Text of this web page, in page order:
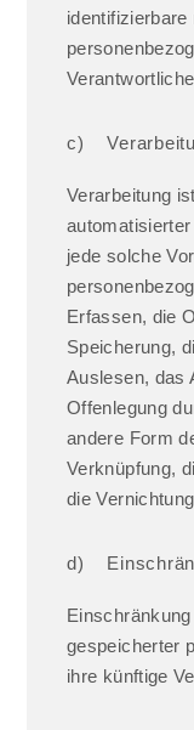
c)
Verarbeitung
jede solche
Erfassen, die
Speicherung,
Auslesen, das
Offenlegung
andere Form
Verknüpfung,
die
d)
gespeicherter
ihre künftige